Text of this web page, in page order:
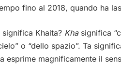
fino al 2018, quando ha
significa Khaita? Khasignifica
o “dello spazio”. Ta
esprime magnificamente il